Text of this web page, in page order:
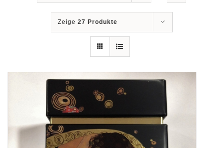
Zeige 27 Produkte